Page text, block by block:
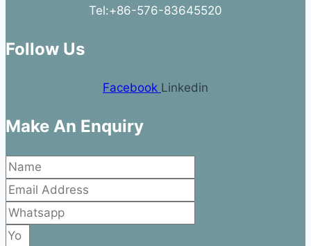
Tel:+86-576-83645520
Follow Us
Facebook Linkedin
Make An Enquiry